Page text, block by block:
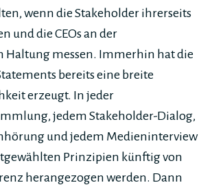
wenn die Stakeholder ihrerseits
und die CEOs an der
Haltung messen. Immerhin hat die
bereits eine breite
erzeugt. In jeder
jedem Stakeholder-Dialog,
und jedem Medieninterview
Prinzipien künftig von
herangezogen werden. Dann